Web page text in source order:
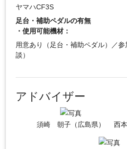
ヤマハCF3S
足台・補助ペダルの有無
・使用可能機材：
用意あり（足台・補助ペダル）／
談）
アドバイザー
須崎 朝子（広島県） 西